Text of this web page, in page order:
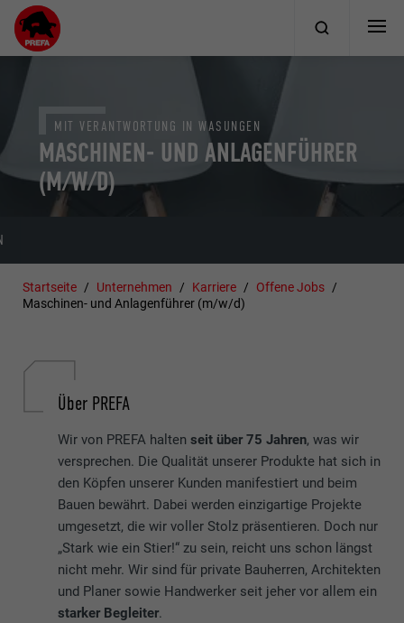
MASCHINEN- UND ANLAGENFÜHRER
(M/W/D)
MIT VERANTWORTUNG IN WASUNGEN
Startseite Unternehmen Karriere
Offene Jobs
Maschinen- und Anlagenführer (m/w/d)
Über PREFA
Wir von PREFA haltenseit über 75 Jahren, was wir
versprechen. Die Qualität unserer Produkte hat sich in
den Köpfen unserer Kunden manifestiert und beim
Bauen bewährt. Dabei werden einzigartige Projekte
umgesetzt, die wir voller Stolz präsentieren. Doch nur
„Stark wie ein Stier!“ zu sein, reicht uns schon längst
nicht mehr. Wir sind für private Bauherren, Architekten
und Planer sowie Handwerker seit jeher vor allem ein
starker Begleiter.